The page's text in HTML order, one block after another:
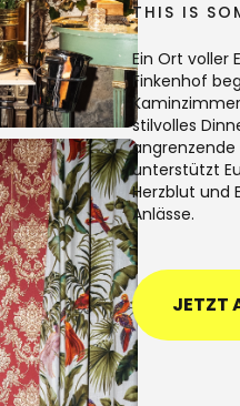
THIS IS
Ein Ort voller
Finkenhof
stilvolles
angrenzende
unterstützt
Herzblut und
Anlässe.
JETZT